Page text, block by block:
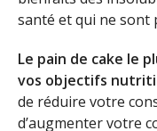
santé et qui ne sont
Le pain de cake le
vos objectifs
de réduire votre
d’augmenter votre